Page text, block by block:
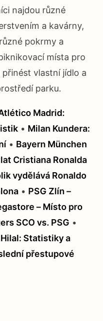
najdou různé
a kavárny,
pokrmy a
místa pro
vlastní jídlo a
parku.
Madrid:
• Milan Kundera:
• Bayern München
Cristiana Ronalda
vydělává Ronaldo
• PSG Zlín –
– Místo pro
SCO vs. PSG •
Statistiky a
přestupové